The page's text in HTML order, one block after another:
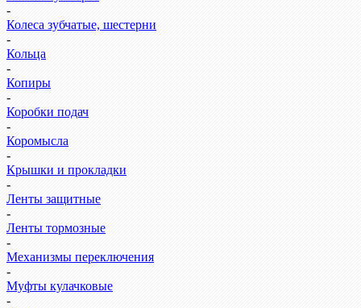
-
Колеса зубчатые, шестерни
-
Кольца
-
Копиры
-
Коробки подач
-
Коромысла
-
Крышки и прокладки
-
Ленты защитные
-
Ленты тормозные
-
Механизмы переключения
-
Муфты кулачковые
-